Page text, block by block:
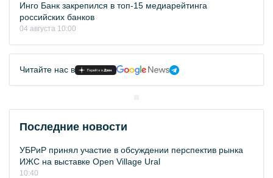
Инго Банк закрепился в топ-15 медиарейтинга
российских банков
04 августа 10:00
Читайте нас в
Последние новости
УБРиР принял участие в обсуждении перспектив рынка
ИЖС на выставке Open Village Ural
10:40